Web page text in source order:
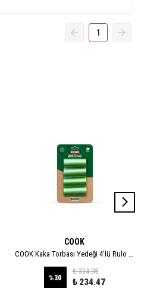
1
COOK
COOK Kaka Torbası Yedeği 4'lü Rulo - STANDART
%30
₺ 334.95
₺ 234.47